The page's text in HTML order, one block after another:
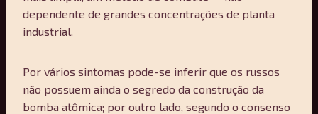
dependente de grandes concentrações de planta
industrial.
Por vários sintomas pode-se inferir que os russos
não possuem ainda o segredo da construção da
bomba atômica; por outro lado, segundo o consenso